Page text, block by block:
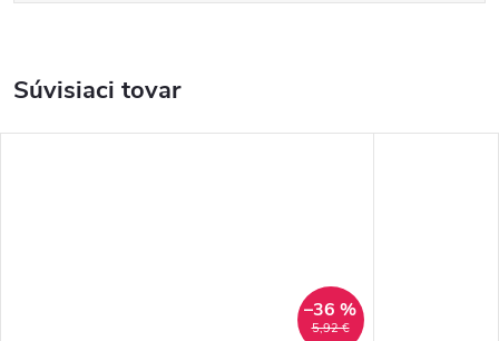
Súvisiaci tovar
5,92 €
–36 %